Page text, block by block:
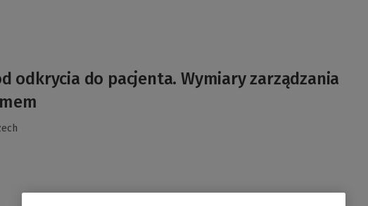
odkrycia do pacjenta. Wymiary zarządzania